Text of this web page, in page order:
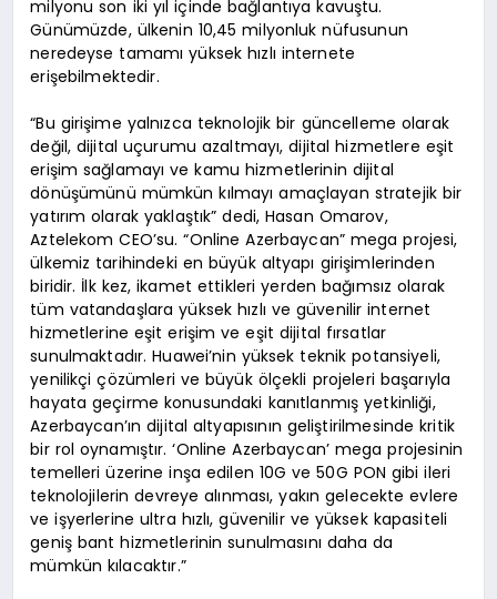
milyonu son iki yıl içinde bağlantıya kavuştu.
Günümüzde, ülkenin 10,45 milyonluk nüfusunun
neredeyse tamamı yüksek hızlı internete
erişebilmektedir.
“Bu girişime yalnızca teknolojik bir güncelleme olarak
değil, dijital uçurumu azaltmayı, dijital hizmetlere eşit
erişim sağlamayı ve kamu hizmetlerinin dijital
dönüşümünü mümkün kılmayı amaçlayan stratejik bir
yatırım olarak yaklaştık” dedi, Hasan Omarov,
Aztelekom CEO’su. “Online Azerbaycan” mega projesi,
ülkemiz tarihindeki en büyük altyapı girişimlerinden
biridir. İlk kez, ikamet ettikleri yerden bağımsız olarak
tüm vatandaşlara yüksek hızlı ve güvenilir internet
hizmetlerine eşit erişim ve eşit dijital fırsatlar
sunulmaktadır. Huawei’nin yüksek teknik potansiyeli,
yenilikçi çözümleri ve büyük ölçekli projeleri başarıyla
hayata geçirme konusundaki kanıtlanmış yetkinliği,
Azerbaycan’ın dijital altyapısının geliştirilmesinde kritik
bir rol oynamıştır. ‘Online Azerbaycan’ mega projesinin
temelleri üzerine inşa edilen 10G ve 50G PON gibi ileri
teknolojilerin devreye alınması, yakın gelecekte evlere
ve işyerlerine ultra hızlı, güvenilir ve yüksek kapasiteli
geniş bant hizmetlerinin sunulmasını daha da
mümkün kılacaktır.”